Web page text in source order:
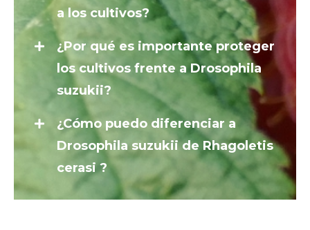
a los cultivos?
¿Por qué es importante proteger
los cultivos frente a Drosophila
suzukii?
¿Cómo puedo diferenciar a
Drosophila suzukii de Rhagoletis
cerasi ?